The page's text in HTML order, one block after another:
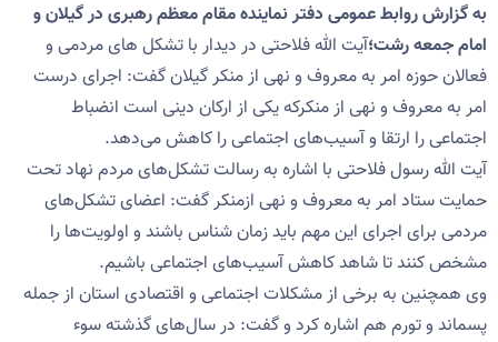
به گزارش روابط عمومی دفتر نماینده مقام معظم رهبری در گیلان و
امام جمعه رشت؛آیت الله فلاحتی در دیدار با تشکل های مردمی و
فعالان حوزه امر به معروف و نهی از منکر گیلان گفت: اجرای درست
امر به معروف و نهی از منکرکه یکی از ارکان دینی است انضباط
اجتماعی را ارتقا و آسیب‌های اجتماعی را کاهش می‌دهد.
آیت الله رسول فلاحتی با اشاره به رسالت تشکل‌های مردم نهاد تحت
حمایت ستاد امر به معروف و نهی ازمنکر گفت: اعضای تشکل‌های
مردمی برای اجرای این مهم باید زمان شناس باشند و اولویت‌ها را
مشخص کنند تا شاهد کاهش آسیب‌های اجتماعی باشیم.
وی همچنین به برخی از مشکلات اجتماعی و اقتصادی استان از جمله
پسماند و تورم هم اشاره کرد و گفت: در سال‌های گذشته سوء